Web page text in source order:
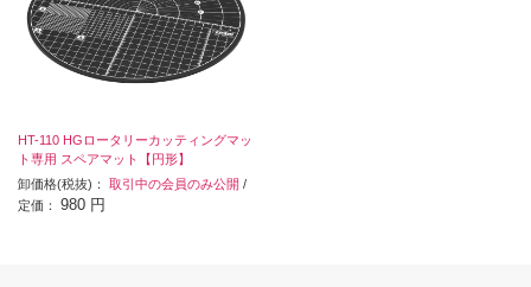
HT-110 HGロータリーカッティングマッ
ト専用 スペアマット【円形】
卸価格(税抜)： 取引中の会員のみ公開 /
定価： 980 円